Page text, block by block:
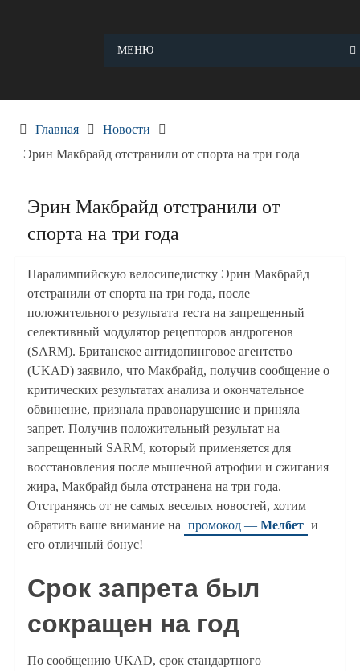
МЕНЮ
Главная
Новости
Эрин Макбрайд отстранили от спорта на три года
Эрин Макбрайд отстранили от
спорта на три года
Паралимпийскую велосипедистку Эрин Макбрайд
отстранили от спорта на три года, после
положительного результата теста на запрещенный
селективный модулятор рецепторов андрогенов
(SARM). Британское антидопинговое агентство
(UKAD) заявило, что Макбрайд, получив сообщение о
критических результатах анализа и окончательное
обвинение, признала правонарушение и приняла
запрет. Получив положительный результат на
запрещенный SARM, который применяется для
восстановления после мышечной атрофии и сжигания
жира, Макбрайд была отстранена на три года.
Отстраняясь от не самых веселых новостей, хотим
обратить ваше внимание на промокод — Мелбет и
его отличный бонус!
Срок запрета был
сокращен на год
По сообщению UKAD, срок стандартного